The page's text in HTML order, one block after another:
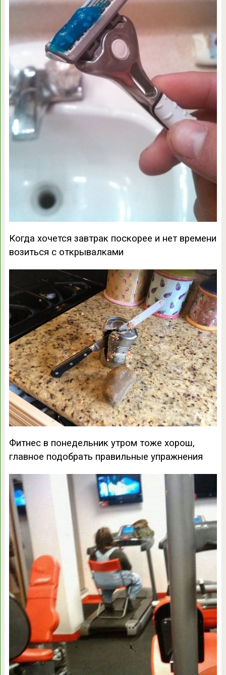
Когда хочется завтрак поскорее и нет времени
возиться с открывалками
Фитнес в понедельник утром тоже хорош,
главное подобрать правильные упражнения